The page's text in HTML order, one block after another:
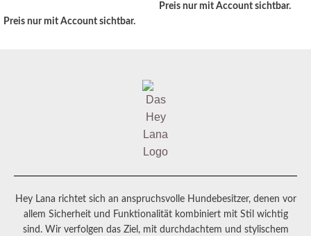
Preis nur mit Account sichtbar.
Preis nur mit Account sichtbar.
Hey Lana richtet sich an anspruchsvolle Hundebesitzer, denen vor
allem Sicherheit und Funktionalität kombiniert mit Stil wichtig
sind. Wir verfolgen das Ziel, mit durchdachtem und stylischem